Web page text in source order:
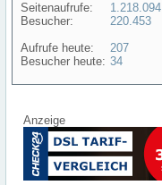
Seitenaufrufe:
Besucher:
Aufrufe heute:
Besucher heute:
1.218.094
220.453
207
34
Anzeige